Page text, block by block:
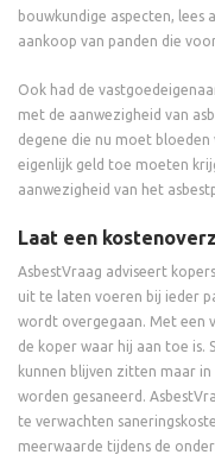
bouwkundige aspecten, lees
aankoop van panden die
Ook had de
met de aanwezigheid van
degene die nu moet
eigenlijk geld toe moeten
aanwezigheid van het
Laat een
AsbestVraag adviseert
uit te laten voeren bij ieder
wordt overgegaan. Met een
de koper waar hij aan toe is.
kunnen blijven zitten maar
worden gesaneerd.
te verwachten
meerwaarde tijdens de